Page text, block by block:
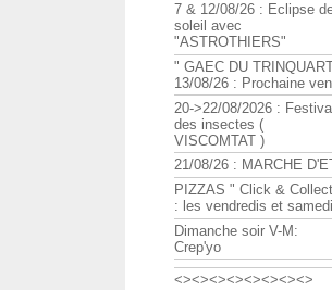
7 & 12/08/26 : Eclipse
soleil avec
"ASTROTHIERS"
" GAEC DU
13/08/26 : Prochaine
20->22/08/2026 :
des insectes (
VISCOMTAT )
21/08/26 : MARCHE
PIZZAS " Click &
: les vendredis et
Dimanche soir V-M:
Crep'yo
<><><><><><><><>